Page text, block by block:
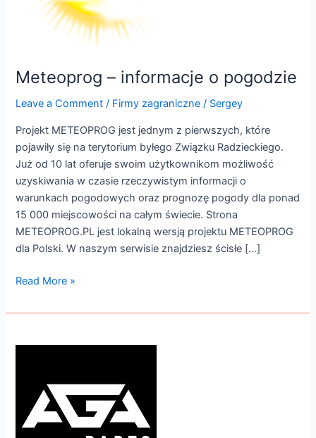
Meteoprog – informacje o pogodzie
Leave a Comment / Firmy zagraniczne / Sergey
Projekt METEOPROG jest jednym z pierwszych, które
pojawiły się na terytorium byłego Związku Radzieckiego.
Już od 10 lat oferuje swoim użytkownikom możliwość
uzyskiwania w czasie rzeczywistym informacji o
warunkach pogodowych oraz prognozę pogody dla ponad
15 000 miejscowości na całym świecie. Strona
METEOPROG.PL jest lokalną wersją projektu METEOPROG
dla Polski. W naszym serwisie znajdziesz ścisłe […]
Read More »
dostawca
części
zamiennych